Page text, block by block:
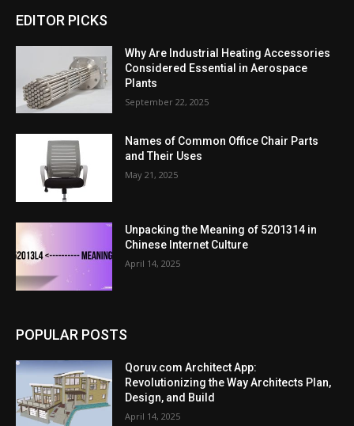
EDITOR PICKS
Why Are Industrial Heating Accessories
Considered Essential in Aerospace
Plants
September 22, 2025
Names of Common Office Chair Parts
and Their Uses
May 21, 2025
Unpacking the Meaning of 5201314 in
Chinese Internet Culture
April 14, 2025
POPULAR POSTS
Qoruv.com Architect App:
Revolutionizing the Way Architects Plan,
Design, and Build
April 14, 2025